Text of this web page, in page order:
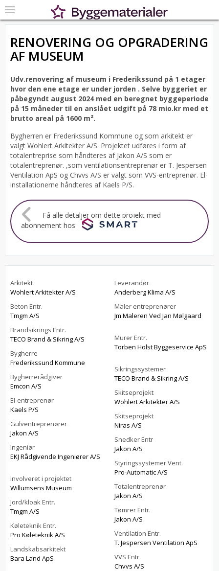
RENOVERING OG OPGRADERING
AF MUSEUM
Udv.renovering af museum i Frederikssund på 1 etager
hvor den ene etage er under jorden . Selve byggeriet er
påbegyndt august 2024 med en beregnet byggeperiode
på 15 måneder til en anslået udgift på 78 mio.kr med et
brutto areal på 1600 m².
Bygherren er Frederikssund Kommune og som arkitekt er
valgt Wohlert Arkitekter A/S. Projektet udføres i form af
totalentreprise som håndteres af Jakon A/S som er
totalentreprenør. ,som ventilationsentreprenør er T. Jespersen
Ventilation ApS og Chvvs A/S er valgt som VVS-entreprenør. El-
installationerne håndteres af Kaels P/S.
Få alle detaljer om dette projekt med
abonnement hos
Arkitekt
Wohlert Arkitekter A/S
Beton Entr.
Tmgm A/S
Brandsikrings Entr.
TECO Brand & Sikring A/S
Bygherre
Frederikssund Kommune
Bygherrerådgiver
Emcon A/S
El-entreprenør
Kaels P/S
Gulventreprenører
Jakon A/S
Ingeniør
EKJ Rådgivende Ingeniører A/S
Involveret i projektet
Willumsens Museum
Jord/kloak Entr.
Tmgm A/S
Køleteknik Entr.
Pro Køleteknik A/S
Landskabsarkitekt
Bara Land ApS
Leverandør
Anderberg Klima A/S
Maler entreprenører
Jm Maleren Ved Jan Mølgaard
Murer Entr.
Torben Holst Byggeservice ApS
Sikringssystemer
TECO Brand & Sikring A/S
Skitseprojekt
Wohlert Arkitekter A/S
Skitseprojekt
Niras A/S
Snedker Entr
Jakon A/S
Styringssystemer Vent.
Pro-Automatic A/S
Totalentreprenør
Jakon A/S
Tømrer Entr.
Jakon A/S
Ventilation Entr.
T. Jespersen Ventilation ApS
VVS Entr.
Chvvs A/S